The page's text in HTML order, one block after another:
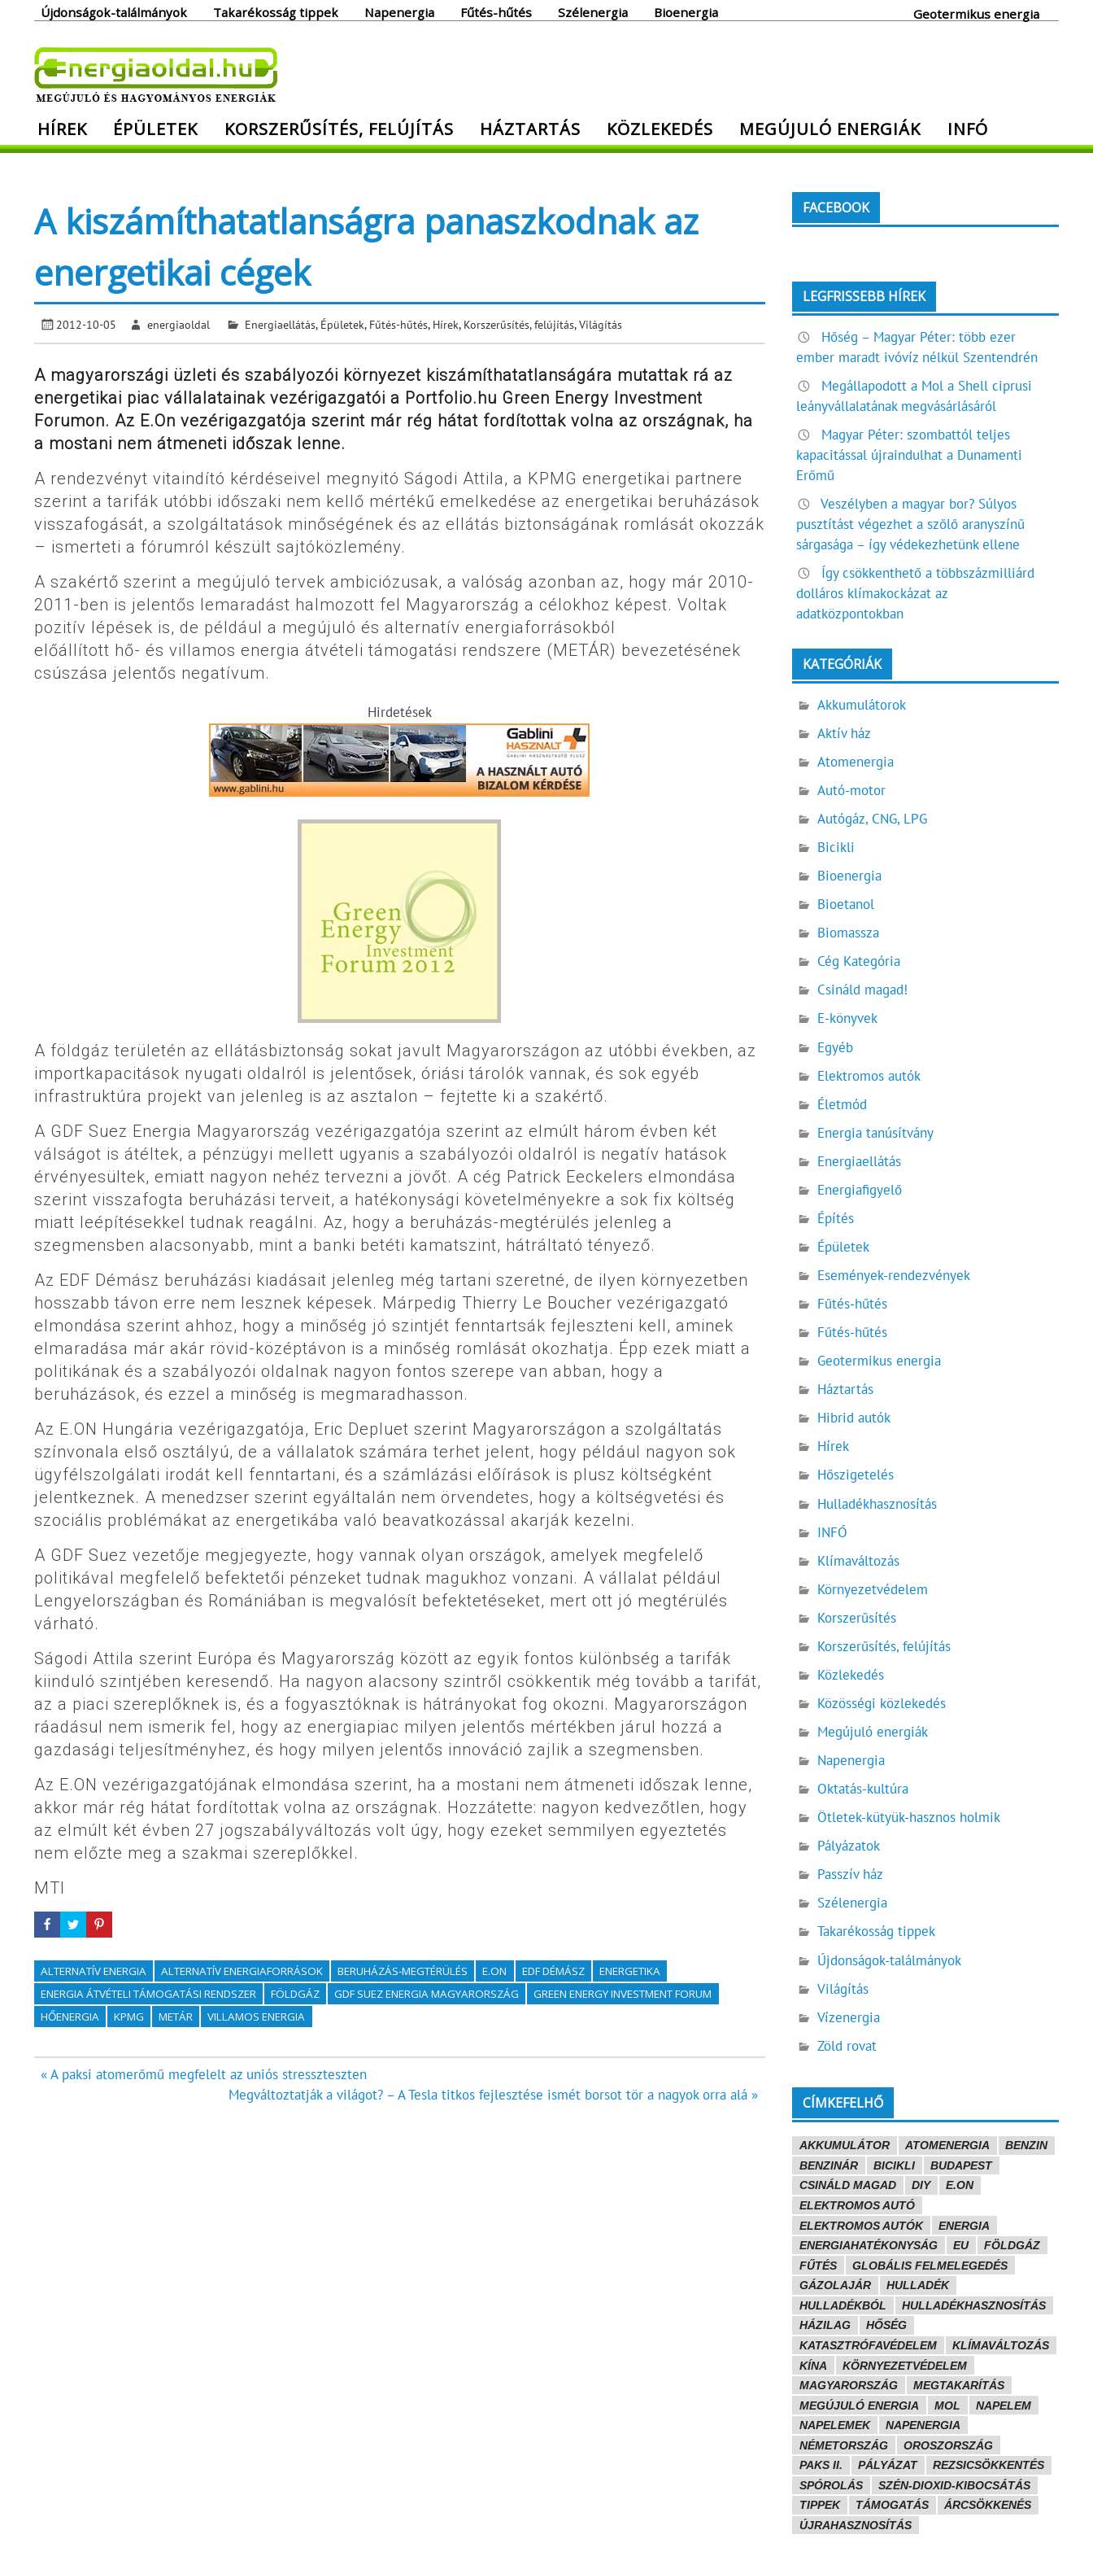
Újdonságok-találmányok Takarékosság tippek Napenergia Fűtés-hűtés Szélenergia Bioenergia Geotermikus energia
Megújuló és hagyományos energiák. Minden, ami energia!
HÍREK ÉPÜLETEK KORSZERŰSÍTÉS, FELÚJÍTÁS HÁZTARTÁS KÖZLEKEDÉS MEGÚJULÓ ENERGIÁK INFÓ
A kiszámíthatatlanságra panaszkodnak az
energetikai cégek
2012-10-05 energiaoldal Energiaellátás, Épületek, Fűtés-hűtés, Hírek, Korszerűsítés, felújítás,Világítás
A magyarországi üzleti és szabályozói környezet kiszámíthatatlanságára mutattak rá az
energetikai piac vállalatainak vezérigazgatói a Portfolio.hu Green Energy Investment
Forumon. Az E.On vezérigazgatója szerint már rég hátat fordítottak volna az országnak, ha
a mostani nem átmeneti időszak lenne.
A rendezvényt vitaindító kérdéseivel megnyitó Ságodi Attila, a KPMG energetikai partnere
szerint a tarifák utóbbi időszaki nem kellő mértékű emelkedése az energetikai beruházások
visszafogását, a szolgáltatások minőségének és az ellátás biztonságának romlását okozzák
– ismerteti a fórumról készült sajtóközlemény.
A szakértő szerint a megújuló tervek ambiciózusak, a valóság azonban az, hogy már 2010-
2011-ben is jelentős lemaradást halmozott fel Magyarország a célokhoz képest. Voltak
pozitív lépések is, de például a megújuló és alternatív energiaforrásokból
előállított hő- és villamos energia átvételi támogatási rendszere (METÁR) bevezetésének
csúszása jelentős negatívum.
Hirdetések
A földgáz területén az ellátásbiztonság sokat javult Magyarországon az utóbbi években, az
importkapacitások nyugati oldalról is jelentősek, óriási tárolók vannak, és sok egyéb
infrastruktúra projekt van jelenleg is az asztalon – fejtette ki a szakértő.
A GDF Suez Energia Magyarország vezérigazgatója szerint az elmúlt három évben két
válságot is átéltek, a pénzügyi mellett ugyanis a szabályozói oldalról is negatív hatások
érvényesültek, emiatt nagyon nehéz tervezni a jövőt. A cég Patrick Eeckelers elmondása
szerint visszafogta beruházási terveit, a hatékonysági követelményekre a sok fix költség
miatt leépítésekkel tudnak reagálni. Az, hogy a beruházás-megtérülés jelenleg a
szegmensben alacsonyabb, mint a banki betéti kamatszint, hátráltató tényező.
Az EDF Démász beruházási kiadásait jelenleg még tartani szeretné, de ilyen környezetben
hosszabb távon erre nem lesznek képesek. Márpedig Thierry Le Boucher vezérigazgató
elmondása szerint ahhoz, hogy a minőség jó szintjét fenntartsák fejleszteni kell, aminek
elmaradása már akár rövid-középtávon is a minőség romlását okozhatja. Épp ezek miatt a
politikának és a szabályozói oldalnak nagyon fontos szerepe van abban, hogy a
beruházások, és ezzel a minőség is megmaradhasson.
Az E.ON Hungária vezérigazgatója, Eric Depluet szerint Magyarországon a szolgáltatás
színvonala első osztályú, de a vállalatok számára terhet jelent, hogy például nagyon sok
ügyfélszolgálati irodát kell fenntartani, és a számlázási előírások is plusz költségként
jelentkeznek. A menedzser szerint egyáltalán nem örvendetes, hogy a költségvetési és
szociális problémákat az energetikába való beavatkozással akarják kezelni.
A GDF Suez vezetője megjegyezte, hogy vannak olyan országok, amelyek megfelelő
politikával megfelelő befektetői pénzeket tudnak magukhoz vonzani. A vállalat például
Lengyelországban és Romániában is megvalósít befektetéseket, mert ott jó megtérülés
várható.
Ságodi Attila szerint Európa és Magyarország között az egyik fontos különbség a tarifák
kiinduló szintjében keresendő. Ha nagyon alacsony szintről csökkentik még tovább a tarifát,
az a piaci szereplőknek is, és a fogyasztóknak is hátrányokat fog okozni. Magyarországon
ráadásul nem ismerik fel, hogy az energiapiac milyen jelentős mértékben járul hozzá a
gazdasági teljesítményhez, és hogy milyen jelentős innováció zajlik a szegmensben.
Az E.ON vezérigazgatójának elmondása szerint, ha a mostani nem átmeneti időszak lenne,
akkor már rég hátat fordítottak volna az országnak. Hozzátette: nagyon kedvezőtlen, hogy
az elmúlt két évben 27 jogszabályváltozás volt úgy, hogy ezeket semmilyen egyeztetés
nem előzte meg a szakmai szereplőkkel.
MTI
ALTERNATÍV ENERGIA ALTERNATÍV ENERGIAFORRÁSOK BERUHÁZÁS-MEGTÉRÜLÉS E.ON EDF DÉMÁSZ
ENERGETIKA
ENERGIA ÁTVÉTELI TÁMOGATÁSI RENDSZER
FÖLDGÁZ GDF SUEZ ENERGIA MAGYARORSZÁG
GREEN ENERGY INVESTMENT FORUM
HŐENERGIA
KPMG METÁR VILLAMOS ENERGIA
Bejegyzés
« A paksi atomerőmű megfelelt az uniós stresszteszten
Megváltoztatják a világot? – A Tesla titkos fejlesztése ismét borsot tör a nagyok orra alá »
FACEBOOK
LEGFRISSEBB HÍREK
Hőség – Magyar Péter: több ezer
ember maradt ivóvíz nélkül Szentendrén
Megállapodott a Mol a Shell ciprusi
leányvállalatának megvásárlásáról
Magyar Péter: szombattól teljes
kapacitással újraindulhat a Dunamenti
Erőmű
Veszélyben a magyar bor? Súlyos
pusztítást végezhet a szőlő aranyszínű
sárgasága – így védekezhetünk ellene
Így csökkenthető a többszázmilliárd
dolláros klímakockázat az
adatközpontokban
KATEGÓRIÁK
Akkumulátorok
Aktív ház
Atomenergia
Autó-motor
Autógáz, CNG, LPG
Bicikli
Bioenergia
Bioetanol
Biomassza
Cég Kategória
Csináld magad!
E-könyvek
Egyéb
Elektromos autók
Életmód
Energia tanúsítvány
Energiaellátás
Energiafigyelő
Építés
Épületek
Események-rendezvények
Fűtés-hűtés
Fűtés-hűtés
Geotermikus energia
Háztartás
Hibrid autók
Hírek
Hőszigetelés
Hulladékhasznosítás
INFÓ
Klímaváltozás
Környezetvédelem
Korszerűsítés
Korszerűsítés, felújítás
Közlekedés
Közösségi közlekedés
Megújuló energiák
Napenergia
Oktatás-kultúra
Ötletek-kütyük-hasznos holmik
Pályázatok
Passzív ház
Szélenergia
Takarékosság tippek
Újdonságok-találmányok
Világítás
Vízenergia
Zöld rovat
CÍMKEFELHŐ
AKKUMULÁTOR ATOMENERGIA
BENZIN
BENZINÁR
BICIKLI
BUDAPEST
CSINÁLD MAGAD
DIY
E.ON
ELEKTROMOS AUTÓ
ELEKTROMOS AUTÓK
ENERGIA
ENERGIAHATÉKONYSÁG
EU
FÖLDGÁZ
FŰTÉS
GLOBÁLIS FELMELEGEDÉS
GÁZOLAJÁR
HULLADÉK
HULLADÉKBÓL
HULLADÉKHASZNOSÍTÁS
HÁZILAG
HŐSÉG
KATASZTRÓFAVÉDELEM
KLÍMAVÁLTOZÁS
KÍNA
KÖRNYEZETVÉDELEM
MAGYARORSZÁG
MEGTAKARÍTÁS
MEGÚJULÓ ENERGIA
MOL
NAPELEM
NAPELEMEK
NAPENERGIA
NÉMETORSZÁG
OROSZORSZÁG
PAKS II.
PÁLYÁZAT
REZSICSÖKKENTÉS
SPÓROLÁS
SZÉN-DIOXID-KIBOCSÁTÁS
TIPPEK
TÁMOGATÁS
ÁRCSÖKKENÉS
ÚJRAHASZNOSÍTÁS